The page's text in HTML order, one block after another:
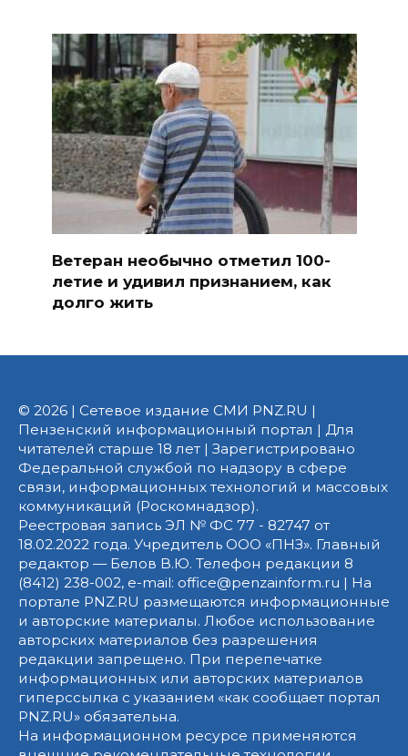
Ветеран необычно отметил 100-
летие и удивил признанием, как
долго жить
© 2026 | Сетевое издание СМИ PNZ.RU |
Пензенский информационный портал | Для
читателей старше 18 лет | Зарегистрировано
Федеральной службой по надзору в сфере
связи, информационных технологий и массовых
коммуникаций (Роскомнадзор).
Реестровая запись ЭЛ № ФС 77 - 82747 от
18.02.2022 года. Учредитель ООО «ПНЗ». Главный
редактор — Белов В.Ю. Телефон редакции 8
(8412) 238-002, e-mail: office@penzainform.ru | На
портале PNZ.RU размещаются информационные
и авторские материалы. Любое использование
авторских материалов без разрешения
редакции запрещено. При перепечатке
информационных или авторских материалов
гиперссылка с указанием «как сообщает портал
PNZ.RU» обязательна.
На информационном ресурсе применяются